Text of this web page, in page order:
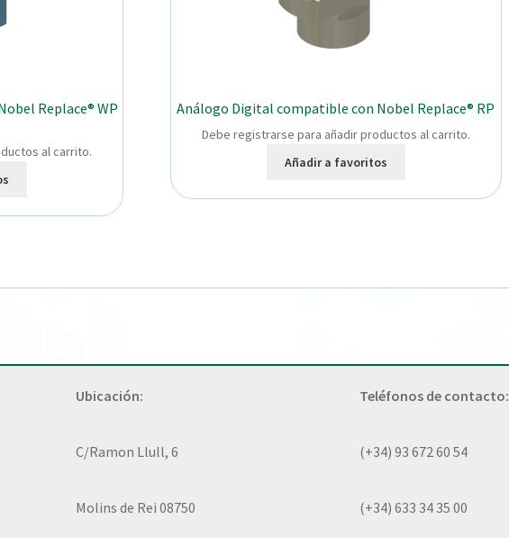
Replace® WP
al carrito.
Análogo Digital compatible con Nobel Replace® RP
Debe registrarse para añadir productos al carrito.
Añadir a favoritos
Ubicación:
C/Ramon Llull, 6
Molins de Rei 08750
Teléfonos de contacto:
(+34) 93 672 60 54
(+34) 633 34 35 00